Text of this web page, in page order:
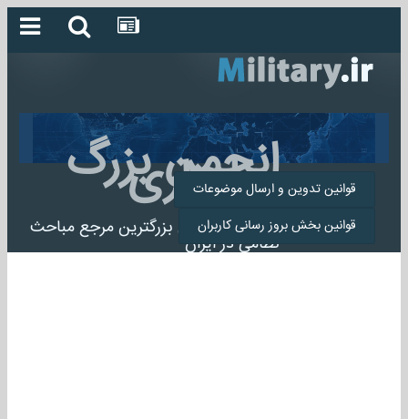
انجمن بزرگ
میلیتاری
انجمن میلیتاری بزرگترین مرجع مباحث
نظامی در ایران
قوانین تدوین و ارسال موضوعات
قوانین بخش بروز رسانی کاربران